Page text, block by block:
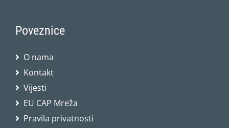
Poveznice
O nama
Kontakt
Vijesti
EU CAP Mreža
Pravila privatnosti